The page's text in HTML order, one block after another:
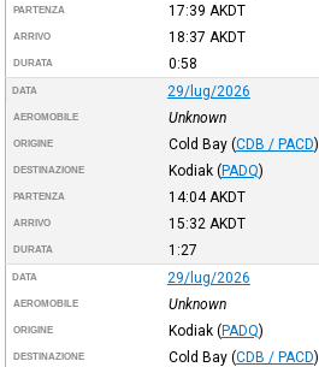
PARTENZA 17:39 AKDT
ARRIVO 18:37 AKDT
DURATA 0:58
DATA 29/lug/2026
AEROMOBILE Unknown
ORIGINE Cold Bay (CDB / PACD)
DESTINAZIONE Kodiak (PADQ)
PARTENZA 14:04 AKDT
ARRIVO 15:32 AKDT
DURATA 1:27
DATA 29/lug/2026
AEROMOBILE Unknown
ORIGINE Kodiak (PADQ)
DESTINAZIONE Cold Bay (CDB / PACD)